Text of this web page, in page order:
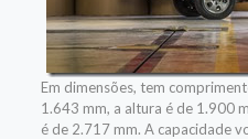
Em dimensões, tem
1.643 mm, a altura é de 1.900
é de 2.717 mm. A capacidade